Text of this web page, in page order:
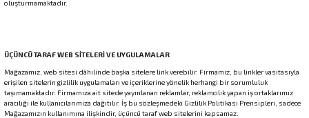
oluşturmamaktadır.
ÜÇÜNCÜ TARAF WEB SİTELERİ VE UYGULAMALAR
Mağazamız, web sitesi dâhilinde başka sitelere link verebilir. Firmamız, bu linkler vasıtasıyla
erişilen sitelerin gizlilik uygulamaları ve içeriklerine yönelik herhangi bir sorumluluk
taşımamaktadır. Firmamıza ait sitede yayınlanan reklamlar, reklamcılık yapan iş ortaklarımız
aracılığı ile kullanıcılarımıza dağıtılır. İş bu sözleşmedeki Gizlilik Politikası Prensipleri, sadece
Mağazamızın kullanımına ilişkindir, üçüncü taraf web sitelerini kapsamaz.